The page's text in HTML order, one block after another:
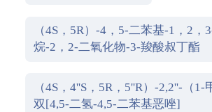
（4S，5R）-4，5-二苯基-1，2，
烷-2，2-二氧化物-3-羧酸叔丁酯
（4S，4''S，5R，5''R）-2,2''-（1-
双[4,5-二氢-4,5-二苯基恶唑]